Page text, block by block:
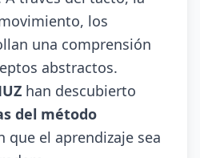
los
una comprensión
abstractos.
han descubierto
del método
que el aprendizaje sea